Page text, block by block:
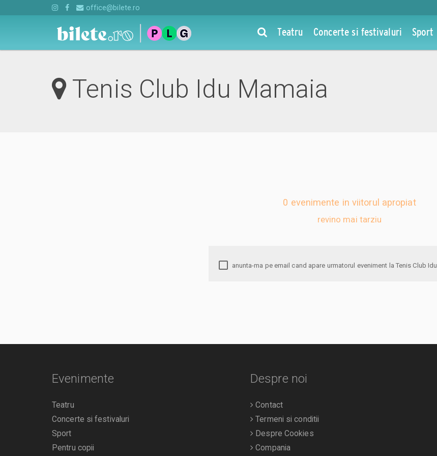
office@bilete.ro
Teatru Concerte si festivaluri Sport
Tenis Club Idu Mamaia
0 evenimente in viitorul apropiat
revino mai tarziu
anunta-ma pe email cand apare urmatorul eveniment la Tenis Club Idu
Evenimente
Teatru
Concerte si festivaluri
Sport
Pentru copii
Despre noi
Contact
Termeni si conditii
Despre Cookies
Compania